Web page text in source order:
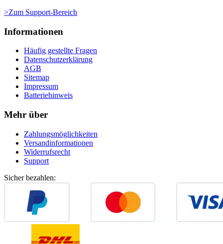
>Zum Support-Bereich
Informationen
Häufig gestellte Fragen
Datenschutzerklärung
AGB
Sitemap
Impressum
Batteriehinweis
Mehr über
Zahlungsmöglichkeiten
Versandinformationen
Widerrufsrecht
Support
Sicher bezahlen: